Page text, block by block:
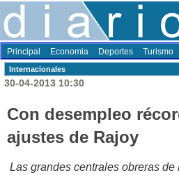
Principal Economia Deportes Turismo
Internacionales
30-04-2013 10:30
Con desempleo
ajustes de Rajoy
Las grandes centrales obreras